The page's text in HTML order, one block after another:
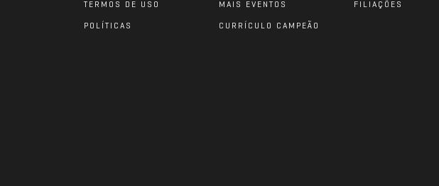
TERMOS DE USO
POLÍTICAS
MAIS EVENTOS
CURRÍCULO CAMPEÃO
FILIAÇÕES